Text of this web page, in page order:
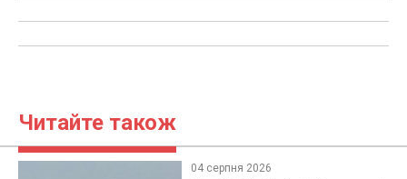
Читайте також
04 серпня 2026